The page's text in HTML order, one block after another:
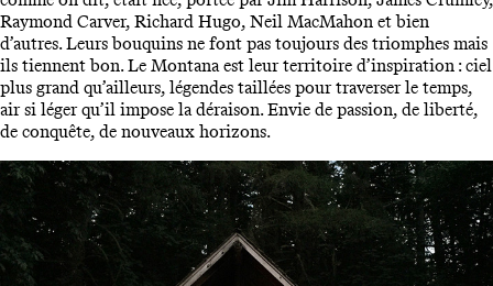
Raymond Carver, Richard Hugo, Neil MacMahon et bien
d’autres. Leurs bouquins ne font pas toujours des triomphes mais
ils tiennent bon. Le Montana est leur territoire d’inspiration : ciel
plus grand qu’ailleurs, légendes taillées pour traverser le temps,
air si léger qu’il impose la déraison. Envie de passion, de liberté,
de conquête, de nouveaux horizons.